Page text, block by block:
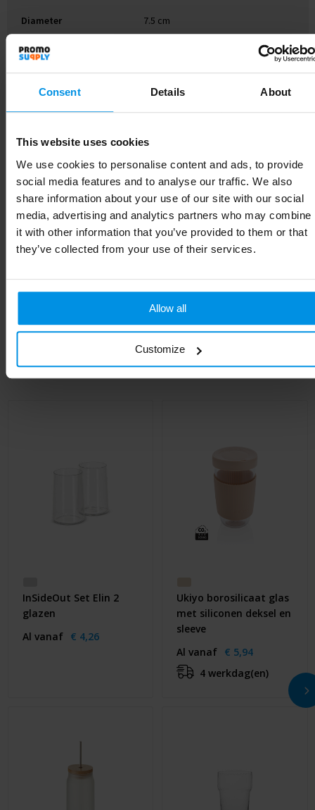
Consent Details About
This website uses cookies
We use cookies to personalise content and ads, to provide
social media features and to analyse our traffic. We also
share information about your use of our site with our social
media, advertising and analytics partners who may combine
it with other information that you’ve provided to them or that
they’ve collected from your use of their services.
Allow all
Customize
Diameter 7.5 cm
Materiaal
Gewicht 431 g
Merk Rebottled
EAN-code 8719992178483
Artikelnummer 261430-970999999
Kleur transparant
Hoogte 11 cm
Gerelateerde producten
InSideOut Set Elin 2
glazen
Al vanaf € 4,26
Ukiyo borosilicaat glas
met siliconen deksel en
sleeve
Al vanaf € 5,94
4 werkdag(en)